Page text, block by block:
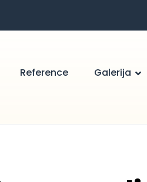
Reference Galerija